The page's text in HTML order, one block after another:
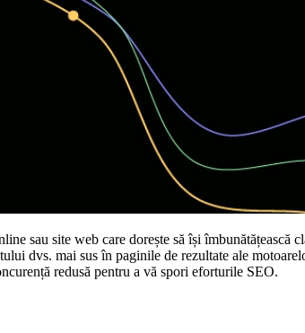
sau site web care dorește să își îmbunătățească
dvs. mai sus în paginile de rezultate ale
redusă pentru a vă spori eforturile SEO.